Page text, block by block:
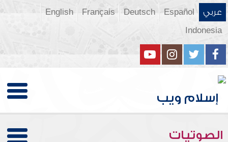
عربي Español
Deutsch
Français
English
Indonesia
الصوتيات